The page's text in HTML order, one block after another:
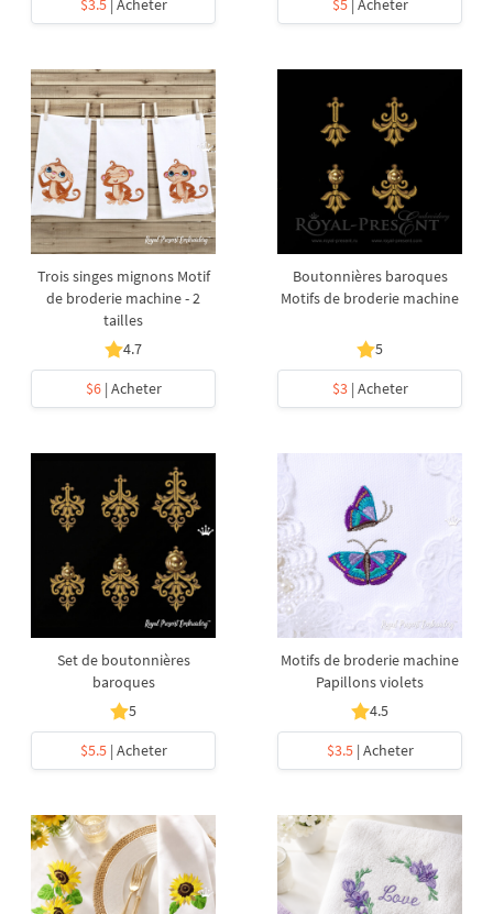
$3.5| Acheter
$5| Acheter
Trois singes mignons Motif
de broderie machine - 2
tailles
4.7
$6| Acheter
Boutonnières baroques
Motifs de broderie machine
5
$3| Acheter
Set de boutonnières
baroques
5
$5.5| Acheter
Motifs de broderie machine
Papillons violets
4.5
$3.5| Acheter